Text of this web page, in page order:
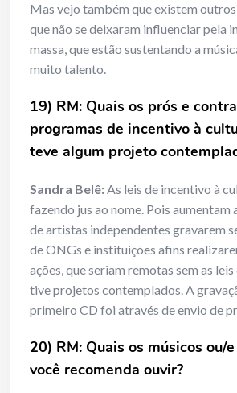
Mas vejo também que existem outros
que não se deixaram influenciar pela
massa, que estão sustentando a
muito talento.
19) RM: Quais os prós e
programas de incentivo à
teve algum projeto
Sandra Belê:As leis de incentivo à
fazendo jus ao nome. Pois aumentam
de artistas independentes gravarem
de ONGs e instituições afins
ações, que seriam remotas sem as
tive projetos contemplados. A
primeiro CD foi através de envio de
20) RM: Quais os músicos ou/
você recomenda ouvir?